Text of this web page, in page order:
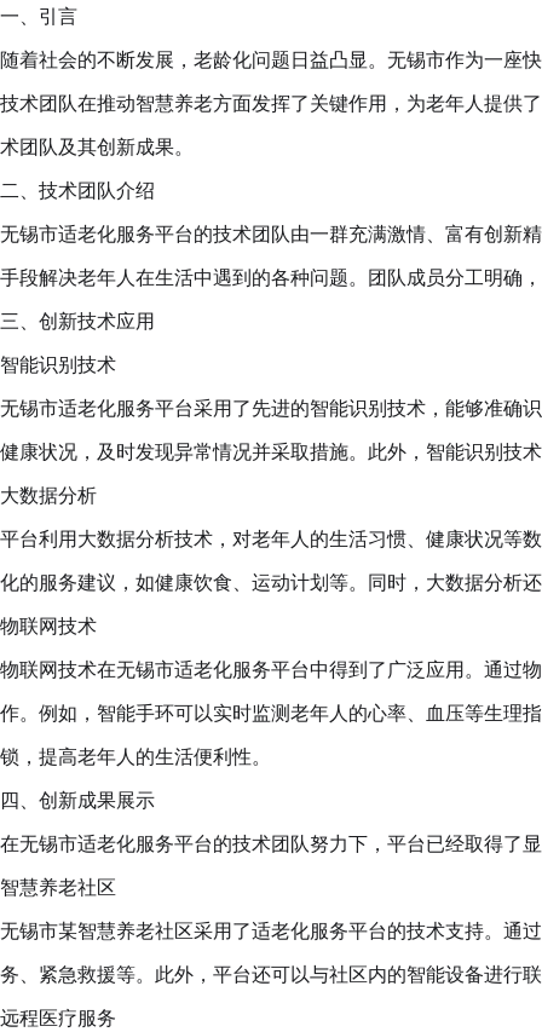
一、引言
随着社会的不断发展，老龄化问题日益凸显。无锡市作为一座
技术团队在推动智慧养老方面发挥了关键作用，为老年人提供
术团队及其创新成果。
二、技术团队介绍
无锡市适老化服务平台的技术团队由一群充满激情、富有创新
手段解决老年人在生活中遇到的各种问题。团队成员分工明确
三、创新技术应用
智能识别技术
无锡市适老化服务平台采用了先进的智能识别技术，能够准确
健康状况，及时发现异常情况并采取措施。此外，智能识别技
大数据分析
平台利用大数据分析技术，对老年人的生活习惯、健康状况等
化的服务建议，如健康饮食、运动计划等。同时，大数据分析
物联网技术
物联网技术在无锡市适老化服务平台中得到了广泛应用。通过
作。例如，智能手环可以实时监测老年人的心率、血压等生理
锁，提高老年人的生活便利性。
四、创新成果展示
在无锡市适老化服务平台的技术团队努力下，平台已经取得了
智慧养老社区
无锡市某智慧养老社区采用了适老化服务平台的技术支持。通
务、紧急救援等。此外，平台还可以与社区内的智能设备进行
远程医疗服务